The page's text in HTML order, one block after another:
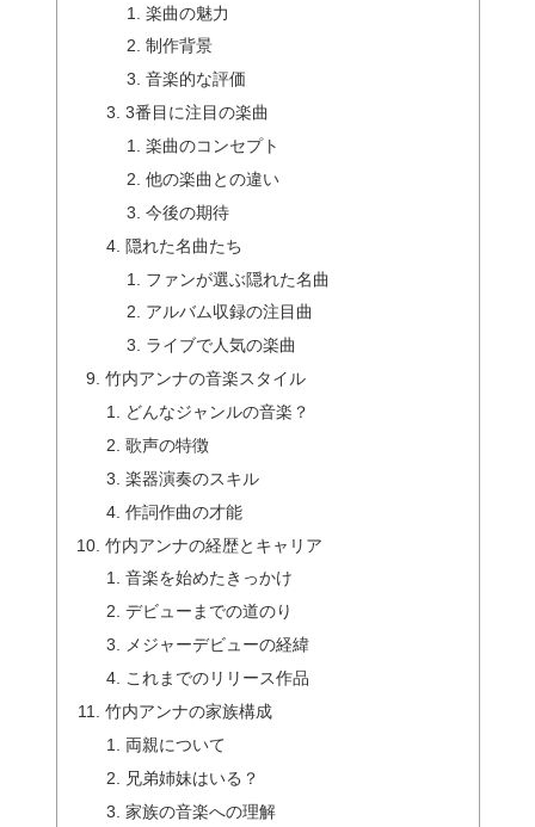
楽曲の魅力
制作背景
音楽的な評価
3番目に注目の楽曲
楽曲のコンセプト
他の楽曲との違い
今後の期待
隠れた名曲たち
ファンが選ぶ隠れた名曲
アルバム収録の注目曲
ライブで人気の楽曲
竹内アンナの音楽スタイル
どんなジャンルの音楽？
歌声の特徴
楽器演奏のスキル
作詞作曲の才能
竹内アンナの経歴とキャリア
音楽を始めたきっかけ
デビューまでの道のり
メジャーデビューの経緯
これまでのリリース作品
竹内アンナの家族構成
両親について
兄弟姉妹はいる？
家族の音楽への理解